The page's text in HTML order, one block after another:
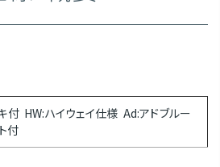
付 HW:ハイウェイ仕様 Ad:アドブルー
付